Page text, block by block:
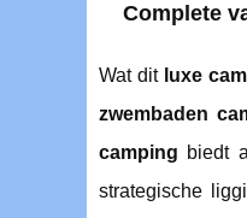
Complete
Wat dit luxe
zwembaden
camping biedt
strategische